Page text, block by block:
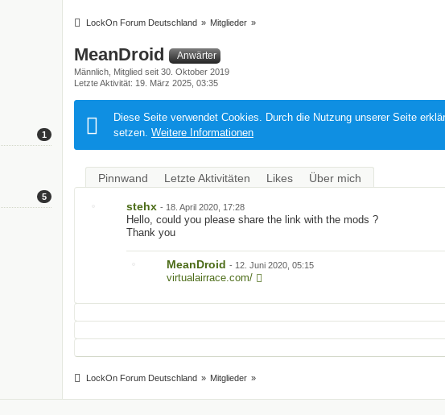
1
5
LockOn Forum Deutschland » Mitglieder »
MeanDroid Anwärter
Männlich Mitglied seit 30. Oktober 2019
Letzte Aktivität 19. März 2025, 03:35
Diese Seite verwendet Cookies. Durch die Nutzung unserer Seite
setzen. Weitere Informationen
Pinnwand Letzte Aktivitäten Likes Über mich
stehx - 18. April 2020, 17:28
Hello, could you please share the link with the mods ?
Thank you
MeanDroid - 12. Juni 2020, 05:15
virtualairrace.com/
LockOn Forum Deutschland » Mitglieder »